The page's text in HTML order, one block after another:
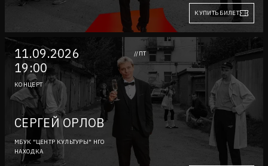
КУПИТЬ БИЛЕТ
11.09.2026
19:00
//ПТ
КОНЦЕРТ
СЕРГЕЙ ОРЛОВ
МБУК "ЦЕНТР КУЛЬТУРЫ" НГО
НАХОДКА